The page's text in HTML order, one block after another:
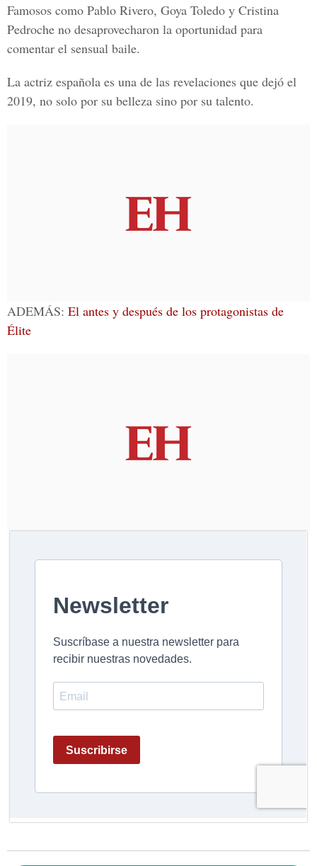
Famosos como Pablo Rivero, Goya Toledo y Cristina
Pedroche no desaprovecharon la oportunidad para
comentar el sensual baile.
La actriz española es una de las revelaciones que dejó el
2019, no solo por su belleza sino por su talento.
ADEMÁS: El antes y después de los protagonistas de
Élite